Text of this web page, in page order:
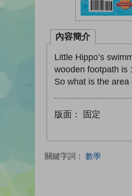
內容簡介
Little Hippo’s
wooden footpath is
So what is the
版面： 固定
關鍵字詞： 數學